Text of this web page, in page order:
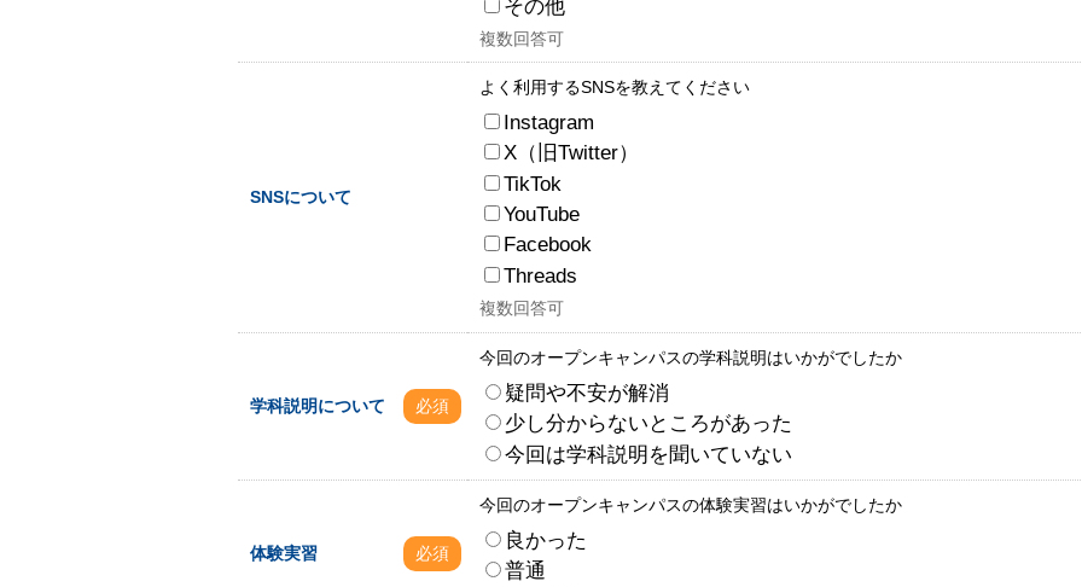
その他
複数回答可
SNSについて
よく利用するSNSを教えてください
Instagram
X（旧Twitter）
TikTok
YouTube
Facebook
Threads
複数回答可
学科説明について 必須
今回のオープンキャンパスの学科説明はいかがでしたか
疑問や不安が解消
少し分からないところがあった
今回は学科説明を聞いていない
体験実習 必須
今回のオープンキャンパスの体験実習はいかがでしたか
良かった
普通